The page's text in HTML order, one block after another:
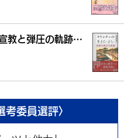
教と弾圧の軌跡…
委員選評〉